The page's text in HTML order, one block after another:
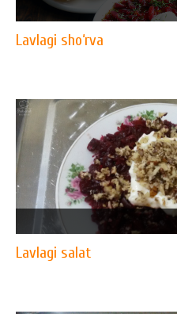
Lavlagi sho‘rva
Lavlagi salat